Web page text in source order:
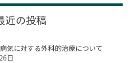
近の投稿
気に対する外科的治療について
日